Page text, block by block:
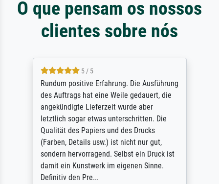
O que pensam os nossos
clientes sobre nós
5 / 5
Rundum positive Erfahrung. Die Ausführung
des Auftrags hat eine Weile gedauert, die
angekündigte Lieferzeit wurde aber
letztlich sogar etwas unterschritten. Die
Qualität des Papiers und des Drucks
(Farben, Details usw.) ist nicht nur gut,
sondern hervorragend. Selbst ein Druck ist
damit ein Kunstwerk im eigenen Sinne.
Definitiv den Pre...